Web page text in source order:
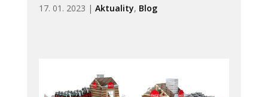
17. 01. 2023 | Aktuality, Blog